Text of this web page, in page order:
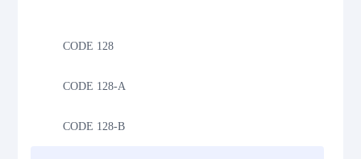
CODE 128
CODE 128-A
CODE 128-B